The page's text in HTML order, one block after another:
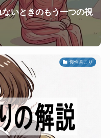
いときのもう一つの視
慢性首こり